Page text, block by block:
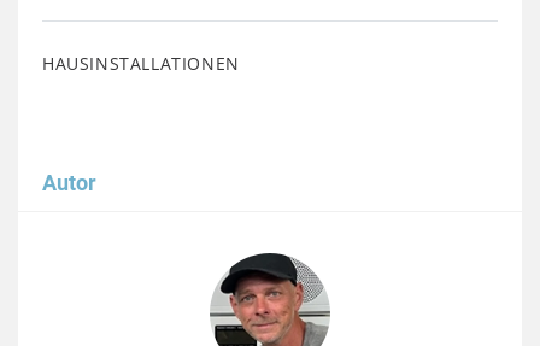
HAUSINSTALLATIONEN
Autor